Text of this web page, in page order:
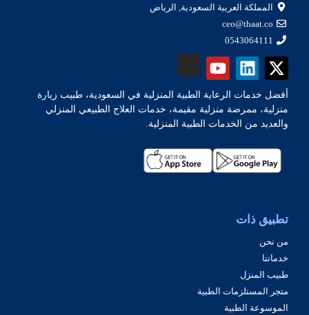
المملكة العربية السعودية, الرياض
ceo@thaat.co
0543064111
أفضل خدمات الرعاية الطبية المنزلية في السعودية، طبيب زيارة
منزلية، ممرضة منزلية مقيمة، خدمات العلاج الطبيعي المنزلي
والعديد من الخدمات الطبية المنزلية.
تطبيق ذات
من نحن
خدماتنا
طبيب المنزل
متجر المستلزمات الطبية
الموسوعة الطبية